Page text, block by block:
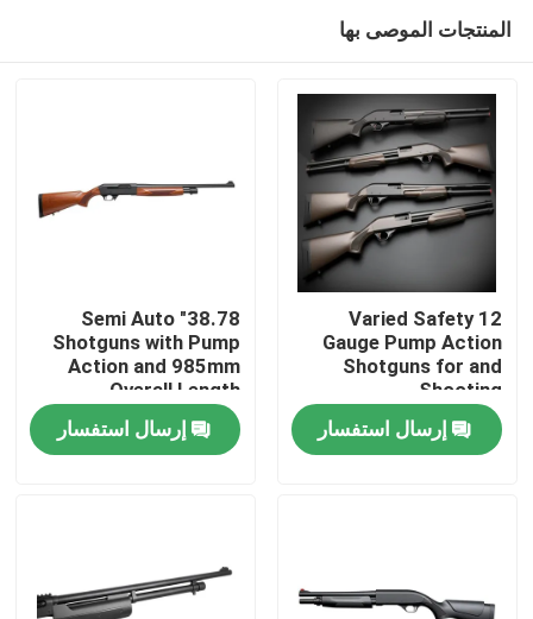
المنزل
المنتجات الموصى بها
Varied Safety 12
Gauge Pump Action
Shotguns for and
Shooting
Performance
إرسال استفسار
38.78" Semi Auto
Shotguns with Pump
Action and 985mm
Overall Length
إرسال استفسار